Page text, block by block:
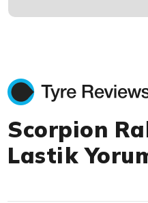
Scorpion
Lastik